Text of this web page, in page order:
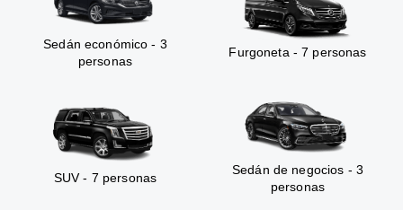
Sedán económico - 3
personas
Furgoneta - 7 personas
SUV - 7 personas
Sedán de negocios - 3
personas